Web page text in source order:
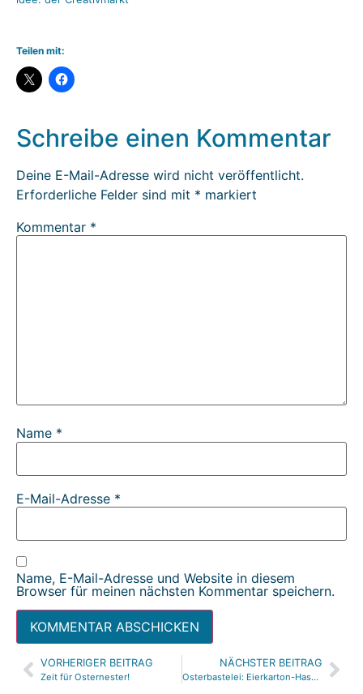
Teilen mit:
Schreibe einen Kommentar
Deine E-Mail-Adresse wird nicht veröffentlicht.
Erforderliche Felder sind mit * markiert
Kommentar *
Name *
E-Mail-Adresse *
Name, E-Mail-Adresse und Website in diesem
Browser für meinen nächsten Kommentar speichern.
Alternative:
VORHERIGER BEITRAG
Zeit für Osternester!
NÄCHSTER BEITRAG
Osterbastelei: Eierkarton-Hasen | easter bunny egg carton craft